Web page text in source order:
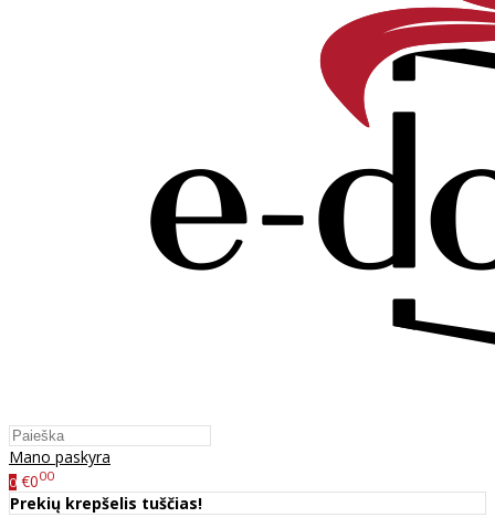
Mano paskyra
0 €000
Prekių krepšelis tuščias!